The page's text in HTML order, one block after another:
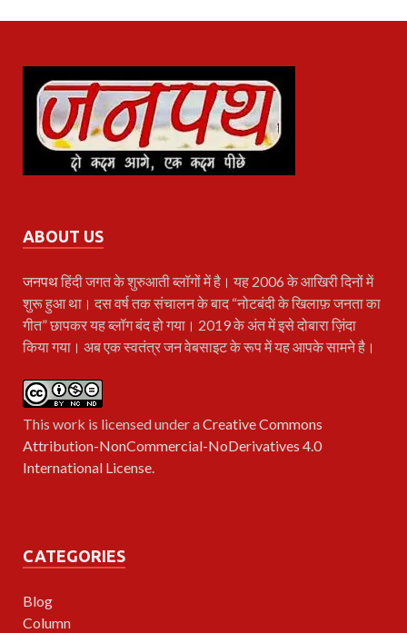
ABOUT US
जनपथहिंदी जगत के शुरुआती ब्लॉगों में है। यह 2006 के आखिरी दिनों में
शुरू हुआ था। दस वर्ष तक संचालन के बाद “नोटबंदी के खिलाफ़ जनता का
गीत” छापकर यह ब्लॉग बंद हो गया। 2019 के अंत में इसे दोबारा ज़िंदा
किया गया। अब एक स्वतंत्र जन वेबसाइट के रूप में यह आपके सामने है।
This work is licensed under aCreative Commons
Attribution-NonCommercial-NoDerivatives 4.0
International License.
CATEGORIES
Blog
Column